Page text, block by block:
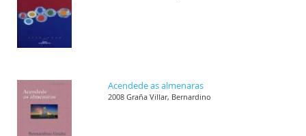
Acendede as almenaras
2008 Graña Villar, Bernardino